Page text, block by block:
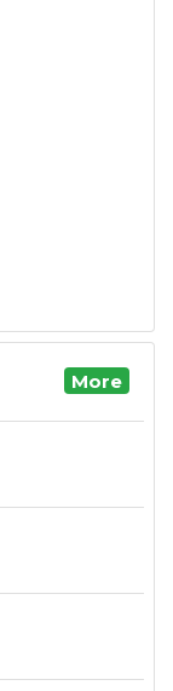
More